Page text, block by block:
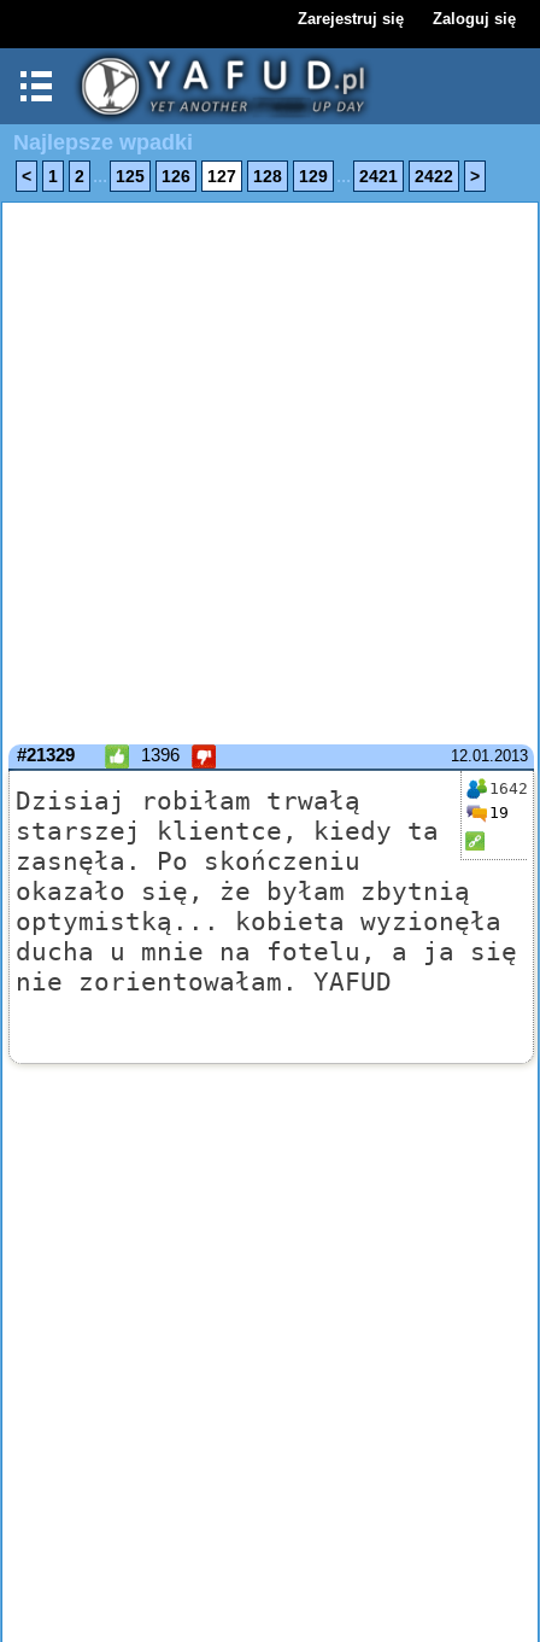
Zarejestruj się Zaloguj się
Najlepsze wpadki
< 1 2 ... 125 126 127 128 129 ... 2421 2422 >
12.01.2013
#21329 1396
1642
19
Dzisiaj robiłam trwałą
starszej klientce, kiedy ta
zasnęła. Po skończeniu
okazało się, że byłam zbytnią
optymistką... kobieta wyzionęła
ducha u mnie na fotelu, a ja się
nie zorientowałam. YAFUD